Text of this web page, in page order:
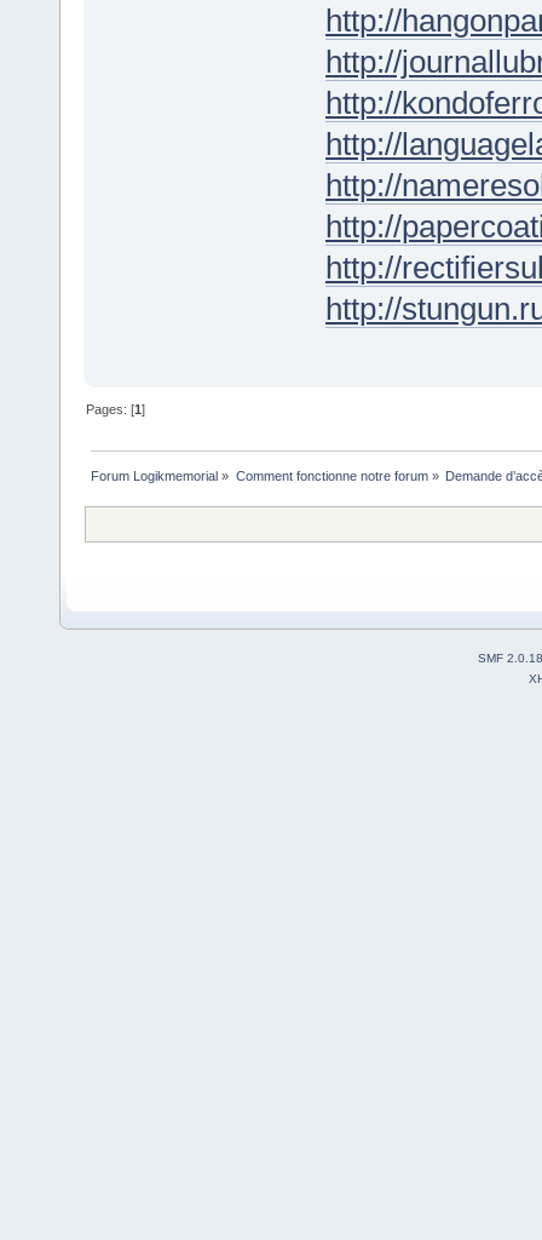
http://
http://
http://
http://
http://
http://
http://
http://
Pages: [1]
Forum Logikmemorial » Comment fonctionne notre forum» Demande
SMF 2.0.18